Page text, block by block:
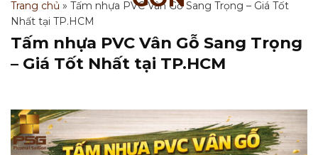
Trang chủ » Tấm nhựa PVC Vân Gỗ Sang Trọng – Giá Tốt
Nhất tại TP.HCM
Tấm nhựa PVC Vân Gỗ Sang Trọng
– Giá Tốt Nhất tại TP.HCM